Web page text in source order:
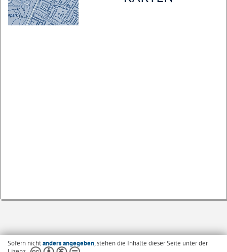
Sofern nichtanders angegeben, stehen die Inhalte dieser Seite unter der